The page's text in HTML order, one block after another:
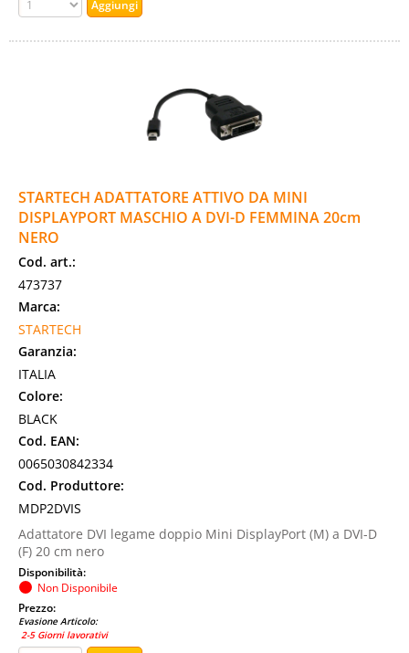
STARTECH ADATTATORE ATTIVO DA MINI
DISPLAYPORT MASCHIO A DVI-D FEMMINA 20cm
NERO
Cod. art.:
473737
Marca:
STARTECH
Garanzia:
ITALIA
Colore:
BLACK
Cod. EAN:
0065030842334
Cod. Produttore:
MDP2DVIS
Adattatore DVI legame doppio Mini DisplayPort (M) a DVI-D
(F) 20 cm nero
Disponibilità:
Non Disponibile
Prezzo:
Evasione Articolo:
2-5 Giorni lavorativi